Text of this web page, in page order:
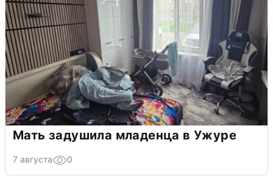
Мать задушила младенца в Ужуре
7 августа 0